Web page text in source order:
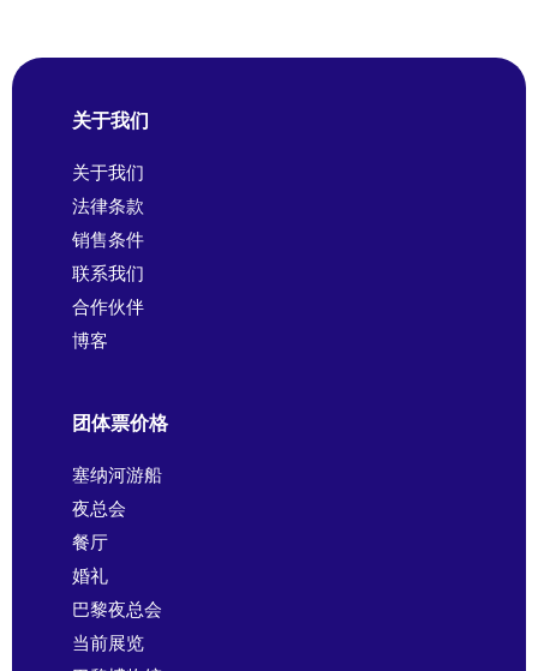
关于我们
关于我们
法律条款
销售条件
联系我们
合作伙伴
博客
团体票价格
塞纳河游船
夜总会
餐厅
婚礼
巴黎夜总会
当前展览